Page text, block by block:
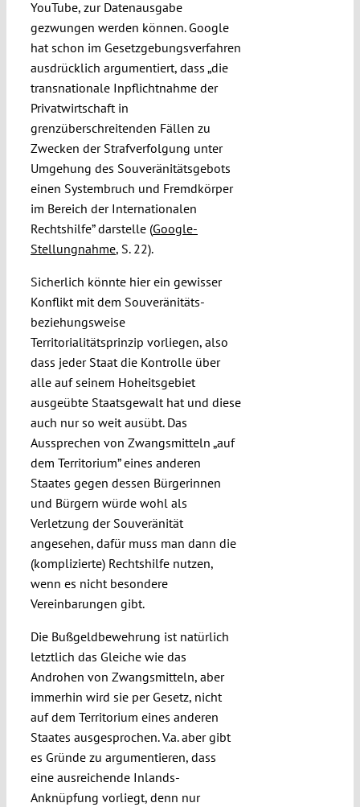
YouTube, zur Datenausgabe
gezwungen werden können. Google
hat schon im Gesetzgebungsverfahren
ausdrücklich argumentiert, dass „die
transnationale Inpflichtnahme der
Privatwirtschaft in
grenzüberschreitenden Fällen zu
Zwecken der Strafverfolgung unter
Umgehung des Souveränitätsgebots
einen Systembruch und Fremdkörper
im Bereich der Internationalen
Rechtshilfe” darstelle (Google-
Stellungnahme, S. 22).
Sicherlich könnte hier ein gewisser
Konflikt mit dem Souveränitäts-
beziehungsweise
Territorialitätsprinzip vorliegen, also
dass jeder Staat die Kontrolle über
alle auf seinem Hoheitsgebiet
ausgeübte Staatsgewalt hat und diese
auch nur so weit ausübt. Das
Aussprechen von Zwangsmitteln „auf
dem Territorium” eines anderen
Staates gegen dessen Bürgerinnen
und Bürgern würde wohl als
Verletzung der Souveränität
angesehen, dafür muss man dann die
(komplizierte) Rechtshilfe nutzen,
wenn es nicht besondere
Vereinbarungen gibt.
Die Bußgeldbewehrung ist natürlich
letztlich das Gleiche wie das
Androhen von Zwangsmitteln, aber
immerhin wird sie per Gesetz, nicht
auf dem Territorium eines anderen
Staates ausgesprochen. V.a. aber gibt
es Gründe zu argumentieren, dass
eine ausreichende Inlands-
Anknüpfung vorliegt, denn nur